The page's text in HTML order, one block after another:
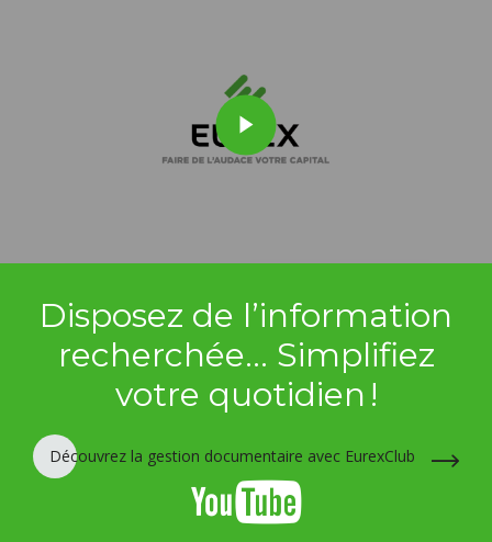
Disposez de l’information
recherchée… Simplifiez
votre quotidien !
Découvrez la gestion documentaire avec EurexClub